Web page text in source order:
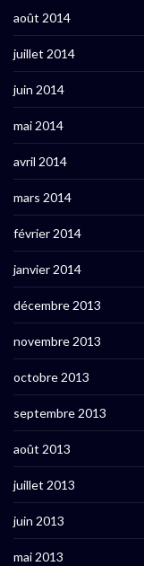
août 2014
juillet 2014
juin 2014
mai 2014
avril 2014
mars 2014
février 2014
janvier 2014
décembre 2013
novembre 2013
octobre 2013
septembre 2013
août 2013
juillet 2013
juin 2013
mai 2013